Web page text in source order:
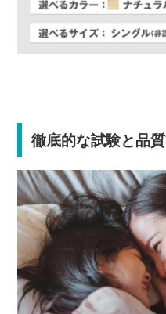
徹底的な試験と品